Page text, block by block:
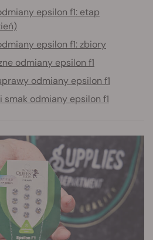
epsilon f1: etap
epsilon f1: zbiory
odmiany epsilon f1
odmiany epsilon f1
smak odmiany epsilon f1